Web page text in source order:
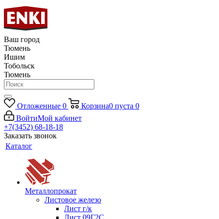
Ваш город
Тюмень
Ишим
Тобольск
Тюмень
Отложенные 0 Корзина0 пуста 0
ВойтиМой кабинет
+7(3452) 68-18-18
Заказать звонок
Каталог
Металлопрокат
Листовое железо
Лист г/к
Лист 09Г2С